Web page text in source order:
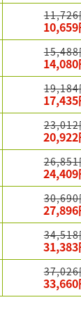
11,726
10,659
15,488
14,080
19,184
17,435
23,012
20,922
26,851
24,409
30,690
27,896
34,518
31,383
37,026
33,660